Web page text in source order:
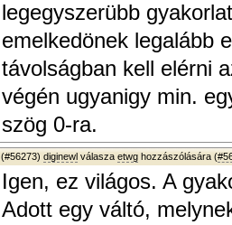
legegyszerübb
emelkedönek legalább
távolságban kell elérni
végén ugyanigy min.
szög 0-ra.
(#56273) diginewl válasza etwg hozzászólására (
Igen, ez világos. A
Adott egy váltó,